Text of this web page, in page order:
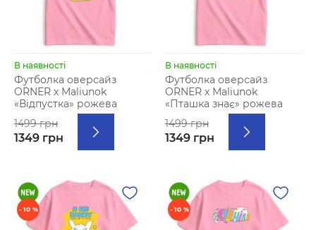
В наявності
Футболка оверсайз
ORNER х Maliunok
«Відпустка» рожева
1499 грн
1349 грн
В наявності
Футболка оверсайз
ORNER х Maliunok
«Пташка знає» рожева
1499 грн
1349 грн
- 10 % - 10 %